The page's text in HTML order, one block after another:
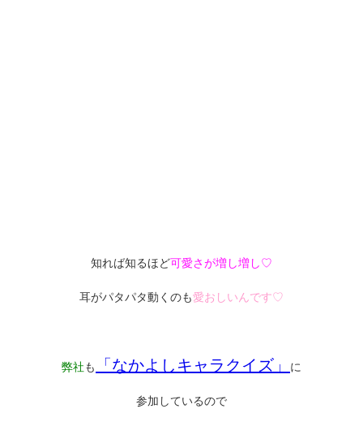
知れば知るほど可愛さが増し増し♡
耳がパタパタ動くのも愛おしいんです♡
弊社も 「なかよしキャラクイズ」 に
参加しているので